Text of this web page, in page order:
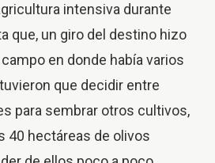
intensiva durante
que, un giro del destino hizo
en donde había varios
que decidir entre
para sembrar otros cultivos,
40 hectáreas de olivos